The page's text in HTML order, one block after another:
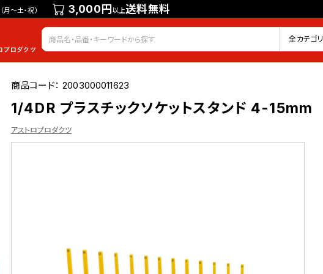
（月～土・祝） 3,000円以上送料無料
会員登録 ログイン お気に入り
全カテゴリ
商品コード：2003000011623
1/4DR プラスチックソケットスタンド 4-15mm
アストロプロダクツ